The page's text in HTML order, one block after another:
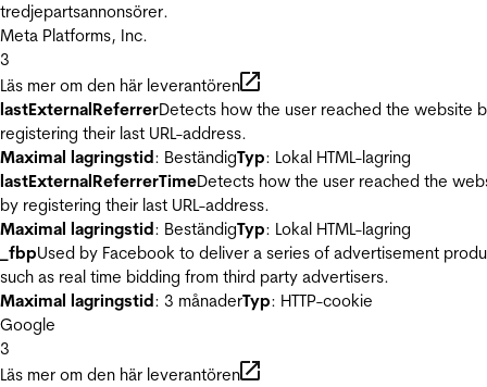
tredjepartsannonsörer.
Meta Platforms, Inc.
3
Läs mer om den här leverantören
lastExternalReferrerDetects how the user reached the website
registering their last URL-address.
Maximal lagringstid: BeständigTyp: Lokal HTML-lagring
lastExternalReferrerTimeDetects how the user reached the
by registering their last URL-address.
Maximal lagringstid: BeständigTyp: Lokal HTML-lagring
_fbpUsed by Facebook to deliver a series of advertisement
such as real time bidding from third party advertisers.
Maximal lagringstid: 3 månaderTyp: HTTP-cookie
Google
3
Läs mer om den här leverantören